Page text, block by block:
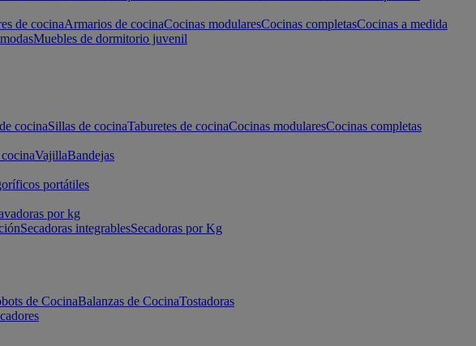
de cocinaArmarios de cocinaCocinas modularesCocinas completasCocinas a medida
Muebles de dormitorio juvenil
cocinaSillas de cocinaTaburetes de cocinaCocinas modularesCocinas completas
VajillaBandejas
portátiles
por kg
Secadoras integrablesSecadoras por Kg
de CocinaBalanzas de CocinaTostadoras